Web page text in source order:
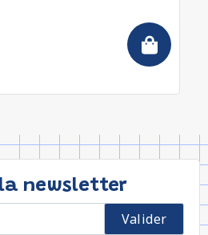
newsletter